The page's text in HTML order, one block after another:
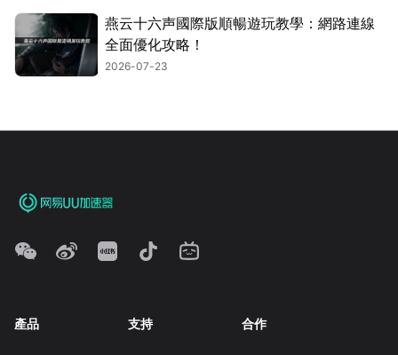
燕云十六声國際版順暢遊玩教學：網路連線
全面優化攻略！
2026-07-23
產品 支持 合作